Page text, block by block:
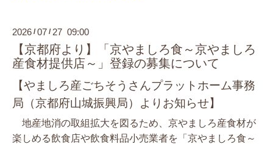
2026 /07 / 27 09:00
【京都府より】「京やましろ食～京やましろ
産食材提供店～」登録の募集について
【やましろ産ごちそうさんプラットホーム事務
局（京都府山城振興局）よりお知らせ】
地産地消の取組拡大を図るため、京やましろ産食材が
楽しめる飲食店や飲食料品小売業者を「京やましろ食～